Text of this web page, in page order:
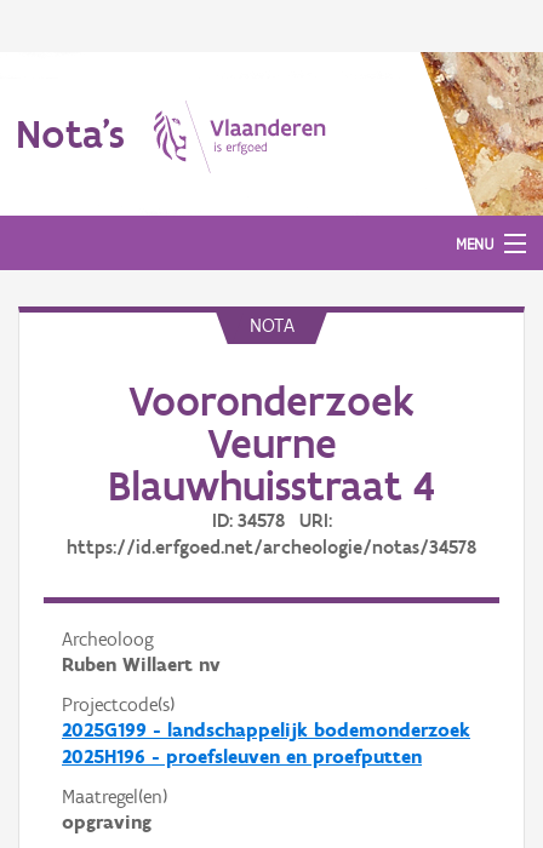
Nota's
MENU
NOTA
Vooronderzoek
Veurne
Blauwhuisstraat 4
ID: 34578 URI:
https://id.erfgoed.net/archeologie/notas/34578
Archeoloog
Ruben Willaert nv
Projectcode(s)
2025G199 - landschappelijk bodemonderzoek
2025H196 - proefsleuven en proefputten
Maatregel(en)
opgraving